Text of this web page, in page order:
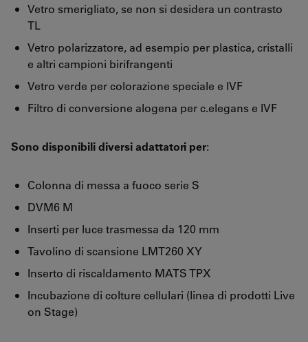
Vetro smerigliato, se non si desidera un contrasto
TL
Vetro polarizzatore, ad esempio per plastica, cristalli
e altri campioni birifrangenti
Vetro verde per colorazione speciale e IVF
Filtro di conversione alogena per c.elegans e IVF
Sono disponibili diversi adattatori per:
Colonna di messa a fuoco serie S
DVM6 M
Inserti per luce trasmessa da 120 mm
Tavolino di scansione LMT260 XY
Inserto di riscaldamento MATS TPX
Incubazione di colture cellulari (linea di prodotti Live
on Stage)